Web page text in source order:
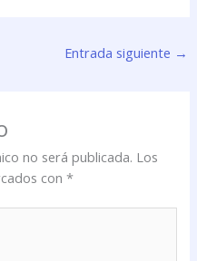
Entrada siguiente →
no será publicada. Los
con*